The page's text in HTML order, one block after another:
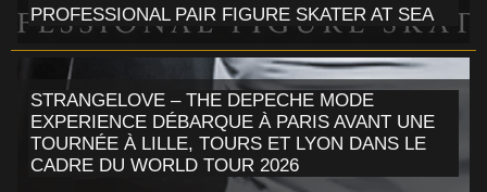
PROFESSIONAL PAIR FIGURE SKATER AT SEA
STRANGELOVE – THE DEPECHE MODE
EXPERIENCE DÉBARQUE À PARIS AVANT UNE
TOURNÉE À LILLE, TOURS ET LYON DANS LE
CADRE DU WORLD TOUR 2026